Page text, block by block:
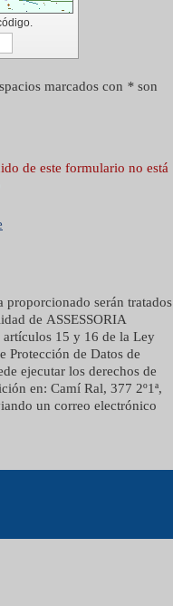
marcados con *son
de este formulario no está
proporcionado serán tratados
de ASSESSORIA
15 y 16 de la Ley
Protección de Datos de
ejecutar los derechos de
en: Camí Ral, 377 2º1ª,
un correo electrónico